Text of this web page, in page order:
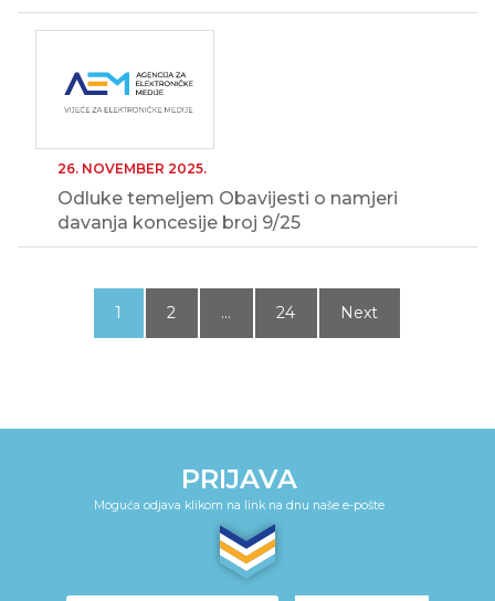
26. NOVEMBER 2025.
Odluke temeljem Obavijesti o namjeri
davanja koncesije broj 9/25
Posts
pagination
1 2 … 24 Next
PRIJAVA
Moguća odjava klikom na link na dnu naše e-pošte